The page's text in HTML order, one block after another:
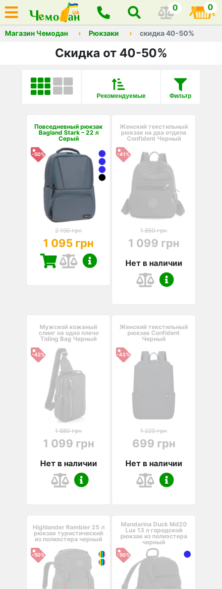
0 0
Магазин Чемодан Рюкзаки скидка 40-50%
Скидка от 40-50%
Фильтр
Рекомендуемые
Повседневный рюкзак
Bagland Stark – 22 л
Серый
-50%
2 190 грн
1 095 грн
Женский текстильный
рюкзак на два отдела
Confident Черный
-41%
1 850 грн
1 099 грн
Нет в наличии
Мужской кожаный
слинг на одно плечо
Tiding Bag Черный
-42%
1 880 грн
1 099 грн
Нет в наличии
Женский текстильный
рюкзак Confident
Черный
-43%
1 220 грн
699 грн
Нет в наличии
Highlander Rambler 25 л
рюкзак туристический
из полиэстера черный
-50%
Mandarina Duck Md20
Lux 13 л городской
рюкзак из полиэстера
черный
-50%